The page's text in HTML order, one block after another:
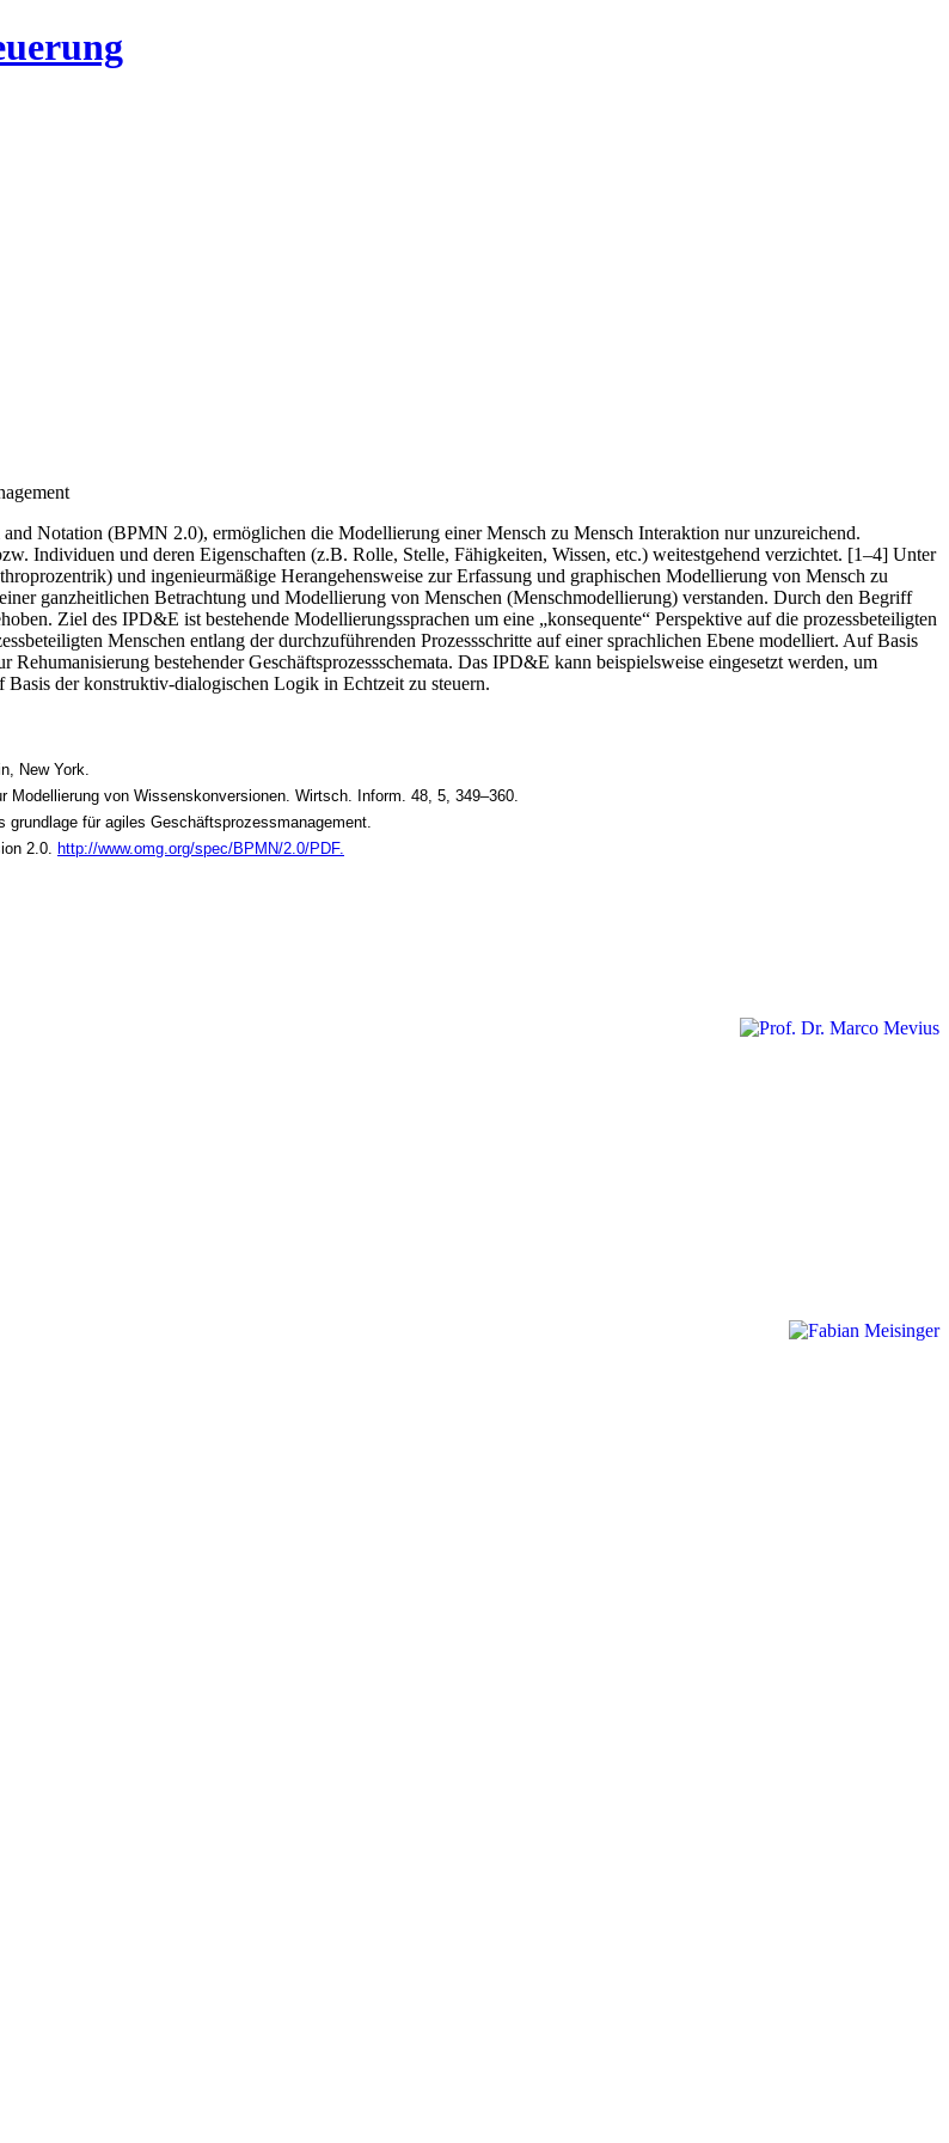
Notation (BPMN 2.0), ermöglichen die Modellierung einer Mensch zu Mensch Interaktion nur unzureichend.
Individuen und deren Eigenschaften (z.B. Rolle, Stelle, Fähigkeiten, Wissen, etc.) weitestgehend verzichtet. [1–4] Unter
und ingenieurmäßige Herangehensweise zur Erfassung und graphischen Modellierung von Mensch zu
ganzheitlichen Betrachtung und Modellierung von Menschen (Menschmodellierung) verstanden. Durch den Begriff
Ziel des IPD&E ist bestehende Modellierungssprachen um eine „konsequente“ Perspektive auf die prozessbeteiligten
Menschen entlang der durchzuführenden Prozessschritte auf einer sprachlichen Ebene modelliert. Auf Basis
bestehender Geschäftsprozessschemata. Das IPD&E kann beispielsweise eingesetzt werden, um
Basis der konstruktiv-dialogischen Logik in Echtzeit zu steuern.
New York.
von Wissenskonversionen. Wirtsch. Inform. 48, 5, 349–360.
für agiles Geschäftsprozessmanagement.
2.0. http://www.omg.org/spec/BPMN/2.0/PDF.